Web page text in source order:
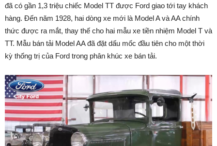
đã có gần 1,3 triệu chiếc Model TT được Ford giao tới tay khách
hàng. Đến năm 1928, hai dòng xe mới là Model A và AA chính
thức được ra mắt, thay thế cho hai mẫu xe tiền nhiệm Model T và
TT. Mẫu bán tải Model AA đã đặt dấu mốc đầu tiên cho một thời
kỳ thống trị của Ford trong phân khúc xe bán tải.